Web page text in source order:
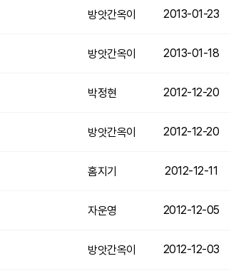
방앗간옥이 2013-01-23
방앗간옥이 2013-01-18
박정현 2012-12-20
방앗간옥이 2012-12-20
홈지기 2012-12-11
자운영 2012-12-05
방앗간옥이 2012-12-03